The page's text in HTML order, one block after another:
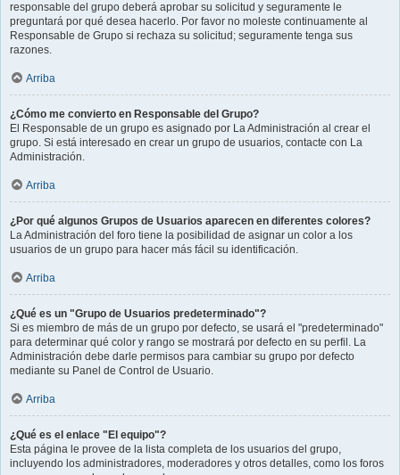
responsable del grupo deberá aprobar su solicitud y seguramente le
preguntará por qué desea hacerlo. Por favor no moleste continuamente al
Responsable de Grupo si rechaza su solicitud; seguramente tenga sus
razones.
Arriba
¿Cómo me convierto en Responsable del Grupo?
El Responsable de un grupo es asignado por La Administración al crear el
grupo. Si está interesado en crear un grupo de usuarios, contacte con La
Administración.
Arriba
¿Por qué algunos Grupos de Usuarios aparecen en diferentes colores?
La Administración del foro tiene la posibilidad de asignar un color a los
usuarios de un grupo para hacer más fácil su identificación.
Arriba
¿Qué es un "Grupo de Usuarios predeterminado"?
Si es miembro de más de un grupo por defecto, se usará el "predeterminado"
para determinar qué color y rango se mostrará por defecto en su perfil. La
Administración debe darle permisos para cambiar su grupo por defecto
mediante su Panel de Control de Usuario.
Arriba
¿Qué es el enlace "El equipo"?
Esta página le provee de la lista completa de los usuarios del grupo,
incluyendo los administradores, moderadores y otros detalles, como los foros